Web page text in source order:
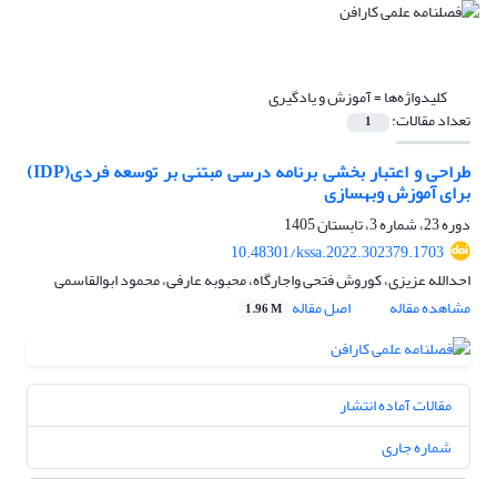
کلیدواژه‌ها =آموزش و یادگیری
تعداد مقالات: 1
طراحی و اعتبار بخشی برنامه درسی مبتنی بر توسعه فردی(IDP)
برای آموزش وبهسازی
دوره 23، شماره 3، تابستان 1405
10.48301/kssa.2022.302379.1703
احدالله عزیزی، کوروش فتحی واجارگاه، محبوبه عارفی، محمود ابوالقاسمی
مشاهده مقاله
اصل مقاله 1.96 M
مقالات آماده انتشار
شماره جاری